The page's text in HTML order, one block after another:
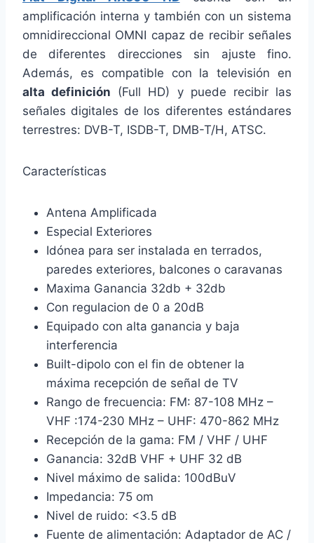
amplificación interna y también con un sistema
omnidireccional OMNI capaz de recibir señales
de diferentes direcciones sin ajuste fino.
Además, es compatible con la televisión en
alta definición (Full HD) y puede recibir las
señales digitales de los diferentes estándares
terrestres: DVB-T, ISDB-T, DMB-T/H, ATSC.
Características
Antena Amplificada
Especial Exteriores
Idónea para ser instalada en terrados,
paredes exteriores, balcones o caravanas
Maxima Ganancia 32db + 32db
Con regulacion de 0 a 20dB
Equipado con alta ganancia y baja
interferencia
Built-dipolo con el fin de obtener la
máxima recepción de señal de TV
Rango de frecuencia: FM: 87-108 MHz –
VHF :174-230 MHz – UHF: 470-862 MHz
Recepción de la gama: FM / VHF / UHF
Ganancia: 32dB VHF + UHF 32 dB
Nivel máximo de salida: 100dBuV
Impedancia: 75 om
Nivel de ruido: <3.5 dB
Fuente de alimentación: Adaptador de AC /